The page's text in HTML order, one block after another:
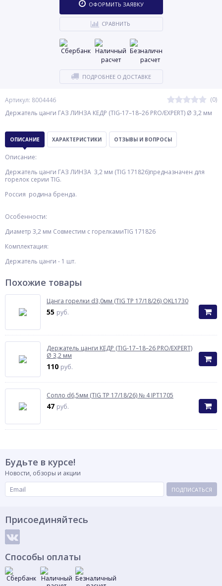
Артикул: 8004446
(0)
Держатель цанги ГАЗ ЛИНЗА КЕДР (TIG-17–18–26 PRO/EXPERT) Ø 3,2 мм
ОФОРМИТЬ ЗАЯВКУ
СРАВНИТЬ
ПОДРОБНЕЕ О ДОСТАВКЕ
ОПИСАНИЕ ХАРАКТЕРИСТИКИ ОТЗЫВЫ И ВОПРОСЫ
Описание:
Держатель цанги ГАЗ ЛИНЗА 3,2 мм (TIG 171826)предназначен для
горелок серии TIG.
Россия родина бренда.
Особенности:
Диаметр 3,2 мм Совместим с горелкамиTIG 171826
Комплектация:
Держатель цанги - 1 шт.
Похожие товары
Цанга горелки d3,0мм (TIG TP 17/18/26) OKL1730
55 руб.
Держатель цанги КЕДР (TIG-17–18–26 PRO/EXPERT)
Ø 3,2 мм
110 руб.
Сопло d6,5мм (TIG TP 17/18/26) № 4 IPT1705
47 руб.
Будьте в курсе!
Новости, обзоры и акции
ПОДПИСАТЬСЯ
Присоединяйтесь
Способы оплаты